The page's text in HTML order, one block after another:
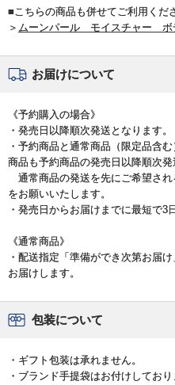
■こちらの商品も併せてご利用くだ
＞ ムーンパール モイスチャー ボ
お届けについて
《予約購入の場合》
・発売日以降順次発送となります。
・予約商品と通常商品（限定品含
商品も予約商品の発売日以降順次発
通常商品の発送を先にご希望さ
をお願いいたします。
・発売日からお届けまでに最短で3
《通常商品》
・配送指定「準備ができ次第お届
お届けします。
包装について
・ギフト包装は承れません。
・ブランド手提袋はお付けしてお